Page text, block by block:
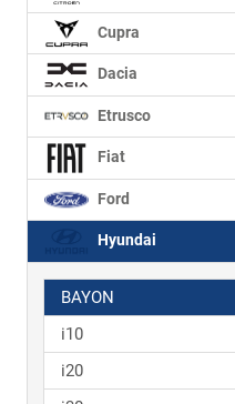
Cupra
Dacia
Etrusco
Fiat
Ford
Hyundai
BAYON
i10
i20